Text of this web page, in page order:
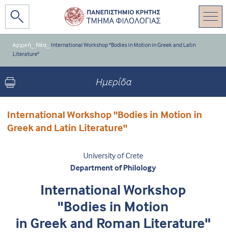
Αρχική Νέα
International Workshop "Bodies in Motion in Greek and Latin
Literature"
Ημερίδα
International Workshop "Bodies in Motion in
Greek and Latin Literature"
University of Crete
Department of Philology
International Workshop
"Bodies in Motion
in Greek and Roman Literature"